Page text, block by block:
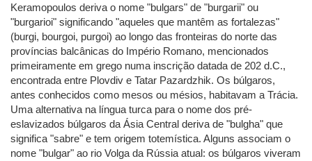
Keramopoulos deriva o nome "bulgars" de "burgarii" ou
"burgarioi" significando "aqueles que mantêm as fortalezas"
(burgi, bourgoi, purgoi) ao longo das fronteiras do norte das
províncias balcânicas do Império Romano, mencionados
primeiramente em grego numa inscrição datada de 202 d.C.,
encontrada entre Plovdiv e Tatar Pazardzhik. Os búlgaros,
antes conhecidos como mesos ou mésios, habitavam a Trácia.
Uma alternativa na língua turca para o nome dos pré-
eslavizados búlgaros da Ásia Central deriva de "bulgha" que
significa "sabre" e tem origem totemística. Alguns associam o
nome "bulgar" ao rio Volga da Rússia atual: os búlgaros viveram